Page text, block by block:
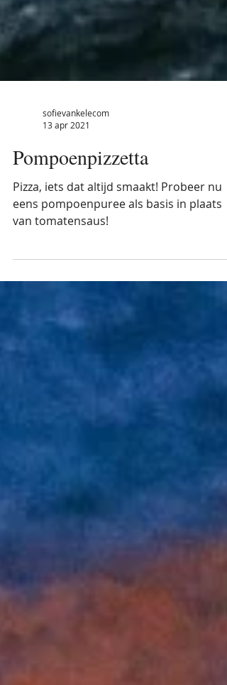
sofievankelecom
13 apr 2021
Pompoenpizzetta
Pizza, iets dat altijd smaakt! Probeer nu
van tomatensaus!